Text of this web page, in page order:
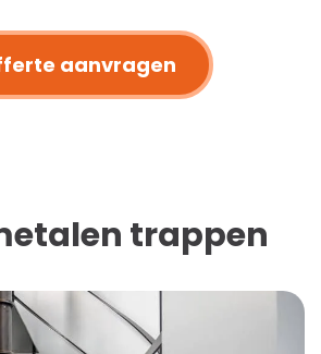
aanvragen
trappen